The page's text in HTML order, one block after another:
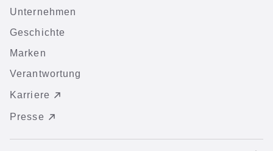
Unternehmen
Geschichte
Marken
Verantwortung
Karriere
Presse